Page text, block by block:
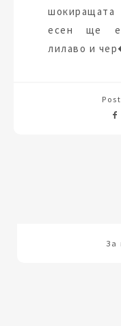
есен ще е
лилаво и
За